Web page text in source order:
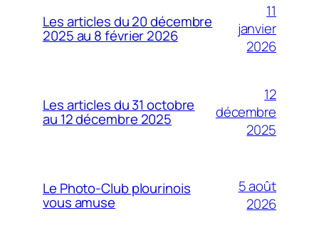
Les articles du 20 décembre
2025 au 8 février 2026
11
janvier
2026
Les articles du 31 octobre
au 12 décembre 2025
12
décembre
2025
Le Photo-Club plourinois
vous amuse
5 août
2026